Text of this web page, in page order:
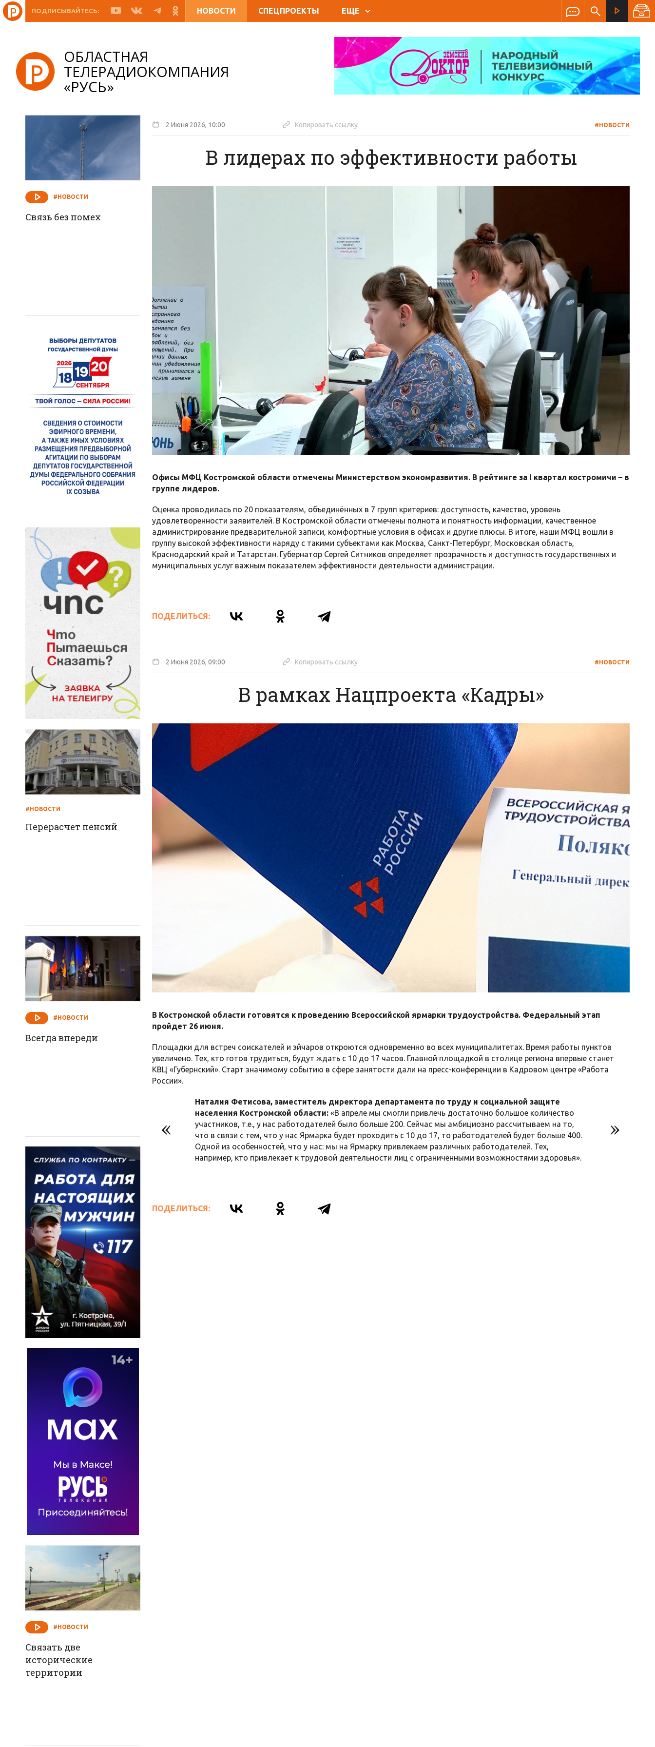
ПОДПИСЫВАЙТЕСЬ: НОВОСТИ СПЕЦПРОЕКТЫ ЕЩЕ
ОБЛАСТНАЯ
ТЕЛЕРАДИОКОМПАНИЯ
«РУСЬ»
2 Июня 2026, 10:00 Копировать ссылку #НОВОСТИ
В лидерах по эффективности работы
Офисы МФЦ Костромской области отмечены Министерством экономразвития. В рейтинге за I квартал костромичи – в
группе лидеров.
Оценка проводилась по 20 показателям, объединённых в 7 групп критериев: доступность, качество, уровень
удовлетворенности заявителей. В Костромской области отмечены полнота и понятность информации, качественное
администрирование предварительной записи, комфортные условия в офисах и другие плюсы. В итоге, наши МФЦ вошли в
группу высокой эффективности наряду с такими субъектами как Москва, Санкт-Петербург, Московская область,
Краснодарский край и Татарстан. Губернатор Сергей Ситников определяет прозрачность и доступность государственных и
муниципальных услуг важным показателем эффективности деятельности администрации.
ПОДЕЛИТЬСЯ:
2 Июня 2026, 09:00 Копировать ссылку #НОВОСТИ
В рамках Нацпроекта «Кадры»
В Костромской области готовятся к проведению Всероссийской ярмарки трудоустройства. Федеральный этап
пройдет 26 июня.
Площадки для встреч соискателей и эйчаров откроются одновременно во всех муниципалитетах. Время работы пунктов
увеличено. Тех, кто готов трудиться, будут ждать с 10 до 17 часов. Главной площадкой в столице региона впервые станет
КВЦ «Губернский». Старт значимому событию в сфере занятости дали на пресс-конференции в Кадровом центре «Работа
России».
Наталия Фетисова, заместитель директора департамента по труду и социальной защите
населения Костромской области: «В апреле мы смогли привлечь достаточно большое количество
участников, т.е., у нас работодателей было больше 200. Сейчас мы амбициозно рассчитываем на то,
что в связи с тем, что у нас Ярмарка будет проходить с 10 до 17, то работодателей будет больше 400.
Одной из особенностей, что у нас: мы на Ярмарку привлекаем различных работодателей. Тех,
например, кто привлекает к трудовой деятельности лиц с ограниченными возможностями здоровья».
ПОДЕЛИТЬСЯ:
#НОВОСТИ
Связь без помех
#НОВОСТИ
Перерасчет пенсий
#НОВОСТИ
Всегда впереди
#НОВОСТИ
Связать две
исторические
территории